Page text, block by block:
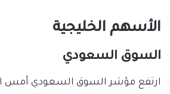
الأسهم الخليجية
السوق السعودي